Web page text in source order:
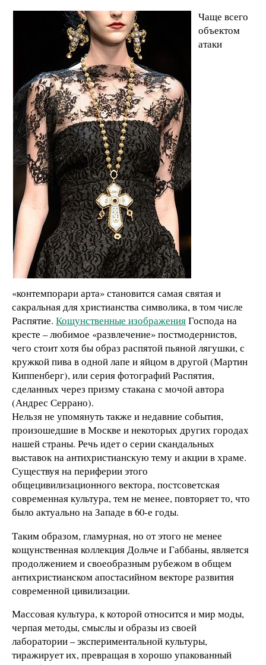
Чаще всего
объектом
атаки
«контемпорари арта» становится самая святая и
сакральная для христианства символика, в том числе
Распятие. Кощунственные изображенияГоспода на
кресте – любимое «развлечение» постмодернистов,
чего стоит хотя бы образ распятой пьяной лягушки, с
кружкой пива в одной лапе и яйцом в другой (Мартин
Киппенберг), или серия фотографий Распятия,
сделанных через призму стакана с мочой автора
(Андрес Серрано).
Нельзя не упомянуть также и недавние события,
произошедшие в Москве и некоторых других городах
нашей страны. Речь идет о серии скандальных
выставок на антихристианскую тему и акции в храме.
Существуя на периферии этого
общецивилизационного вектора, постсоветская
современная культура, тем не менее, повторяет то, что
было актуально на Западе в 60-е годы.
Таким образом, гламурная, но от этого не менее
кощунственная коллекция Дольче и Габбаны, является
продолжением и своеобразным рубежом в общем
антихристианском апостасийном векторе развития
современной цивилизации.
Массовая культура, к которой относится и мир моды,
черпая методы, смыслы и образы из своей
лаборатории – экспериментальной культуры,
тиражирует их, превращая в хорошо упакованный